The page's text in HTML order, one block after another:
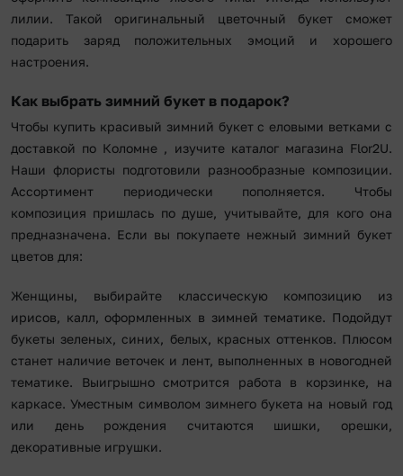
лилии. Такой оригинальный цветочный букет сможет
подарить заряд положительных эмоций и хорошего
настроения.
Как выбрать зимний букет в подарок?
Чтобы купить красивый зимний букет с еловыми ветками с
доставкой по Коломне , изучите каталог магазина Flor2U.
Наши флористы подготовили разнообразные композиции.
Ассортимент периодически пополняется. Чтобы
композиция пришлась по душе, учитывайте, для кого она
предназначена. Если вы покупаете нежный зимний букет
цветов для:
Женщины, выбирайте классическую композицию из
ирисов, калл, оформленных в зимней тематике. Подойдут
букеты зеленых, синих, белых, красных оттенков. Плюсом
станет наличие веточек и лент, выполненных в новогодней
тематике. Выигрышно смотрится работа в корзинке, на
каркасе. Уместным символом зимнего букета на новый год
или день рождения считаются шишки, орешки,
декоративные игрушки.